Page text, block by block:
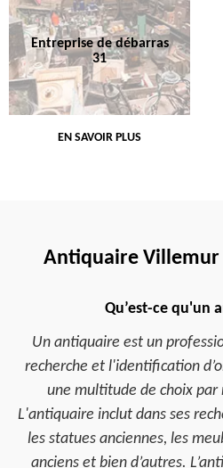
Entreprise de débarras
31
EN SAVOIR PLUS
Antiquaire Villemur
Qu’est-ce qu'un
Un antiquaire est un
recherche et l'identification
une multitude de choix par
L'antiquaire inclut dans ses
les statues anciennes, les
anciens et bien d’autres.